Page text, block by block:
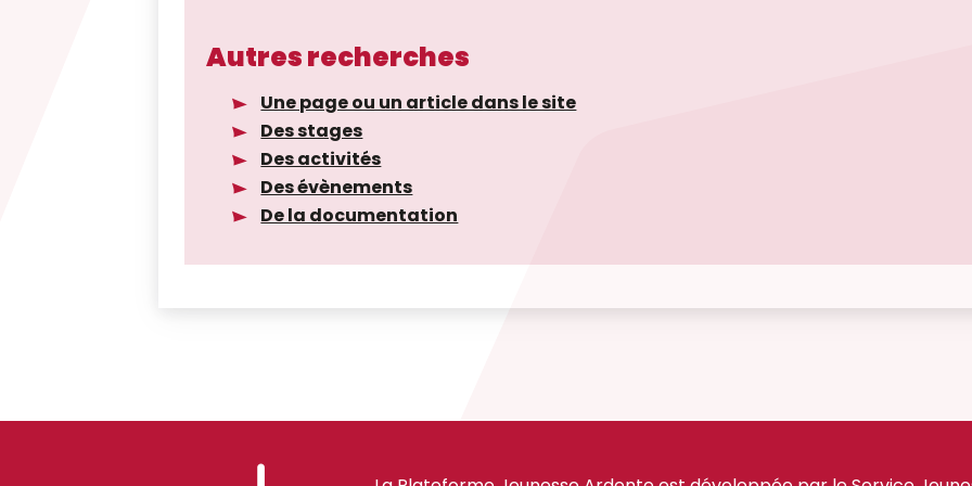
Autres recherches
Une page ou un article dans le site
Des stages
Des activités
Des évènements
De la documentation